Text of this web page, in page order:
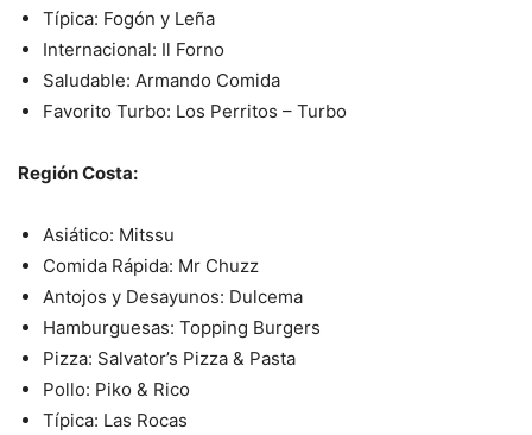
Típica: Fogón y Leña
Internacional: Il Forno
Saludable: Armando Comida
Favorito Turbo: Los Perritos – Turbo
Región Costa:
Asiático: Mitssu
Comida Rápida: Mr Chuzz
Antojos y Desayunos: Dulcema
Hamburguesas: Topping Burgers
Pizza: Salvator’s Pizza & Pasta
Pollo: Piko & Rico
Típica: Las Rocas